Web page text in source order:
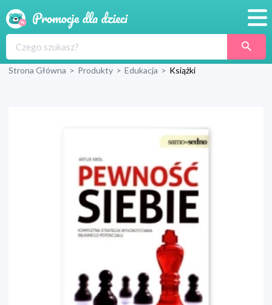
Produkty
Strona Główna > Produkty > Edukacja > Książki